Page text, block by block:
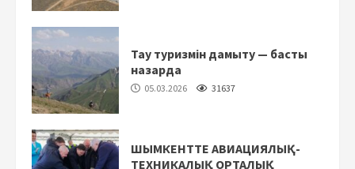
Тау туризмін дамыту — басты
назарда
05.03.2026 31637
ШЫМКЕНТТЕ АВИАЦИЯЛЫҚ-
ТЕХНИКАЛЫҚ ОРТАЛЫҚ